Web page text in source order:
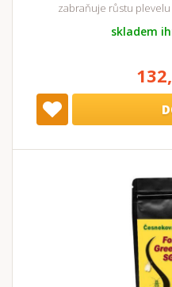
zabraňuje růstu
skladem